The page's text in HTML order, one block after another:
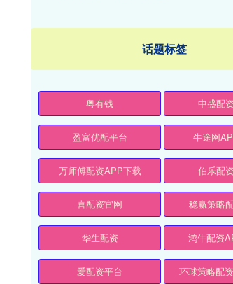
话题标签
粤有钱 中盛配
盈富优配平台 牛途网
万师傅配资APP下载 伯乐配
喜配资官网 稳赢策略
华生配资 鸿牛配资
爱配资平台 环球策略配